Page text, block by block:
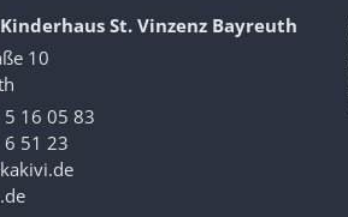
St. Vinzenz Bayreuth
10
16 05 83
51 23